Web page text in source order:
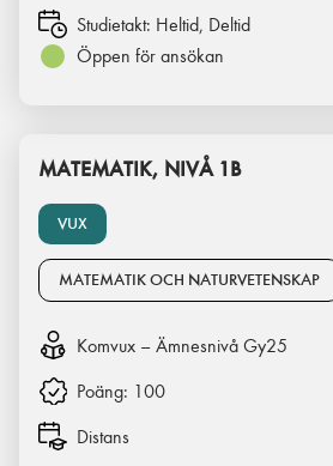
Studietakt: Heltid, Deltid
Öppen för ansökan
VUX
MATEMATIK, NIVÅ 1B
MATEMATIK OCH NATURVETENSKAP
Komvux – Ämnesnivå Gy25
Poäng: 100
Distans